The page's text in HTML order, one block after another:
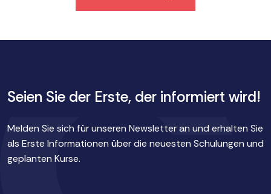
Seien Sie der Erste, der informiert wird!
Melden Sie sich für unseren Newsletter an und erhalten Sie
als Erste Informationen über die neuesten Schulungen und
geplanten Kurse.